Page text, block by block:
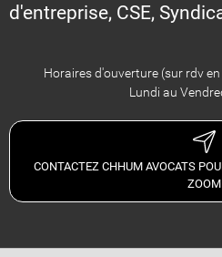
d'entreprise, CSE,
Horaires d'ouverture (sur rdv
Lundi au
CONTACTEZ CHHUM AVOCATS
ZOOM